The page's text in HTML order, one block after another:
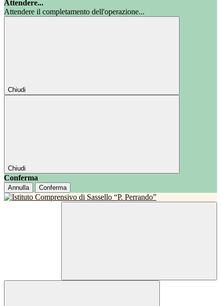
Attendere...
Attendere il completamento dell'operazione...
Chiudi
Chiudi
Conferma
Annulla Conferma